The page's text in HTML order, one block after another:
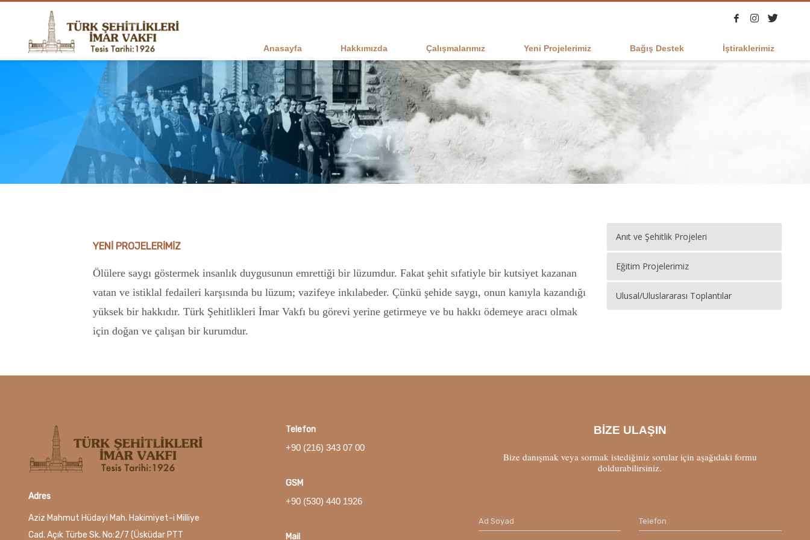
Anasayfa Hakkımızda Çalışmalarımız Yeni Projelerimiz Bağış Destek İştiraklerimiz
YENI PROJELERIMIZ
Ölülere saygı göstermek insanlık duygusunun emrettiği bir lüzumdur. Fakat şehit sıfatiyle bir kutsiyet kazanan
vatan ve istiklal fedaileri karşısında bu lüzum; vazifeye inkılabeder. Çünkü şehide saygı, onun kanıyla kazandığı
yüksek bir hakkıdır. Türk Şehitlikleri İmar Vakfı bu görevi yerine getirmeye ve bu hakkı ödemeye aracı olmak
için doğan ve çalışan bir kurumdur.
Anıt ve Şehitlik Projeleri
Eğitim Projelerimiz
Ulusal/Uluslararası Toplantılar
Adres
Aziz Mahmut Hüdayi Mah. Hakimiyet-i Milliye
Cad. Açık Türbe Sk. No:2/7 (Üsküdar PTT
Telefon
+90 (216) 343 07 00
GSM
+90 (530) 440 1926
Mail
BİZE ULAŞIN
Bize danışmak veya sormak istediğiniz sorular için aşağıdaki formu
doldurabilirsiniz.
Ad Soyad Telefon